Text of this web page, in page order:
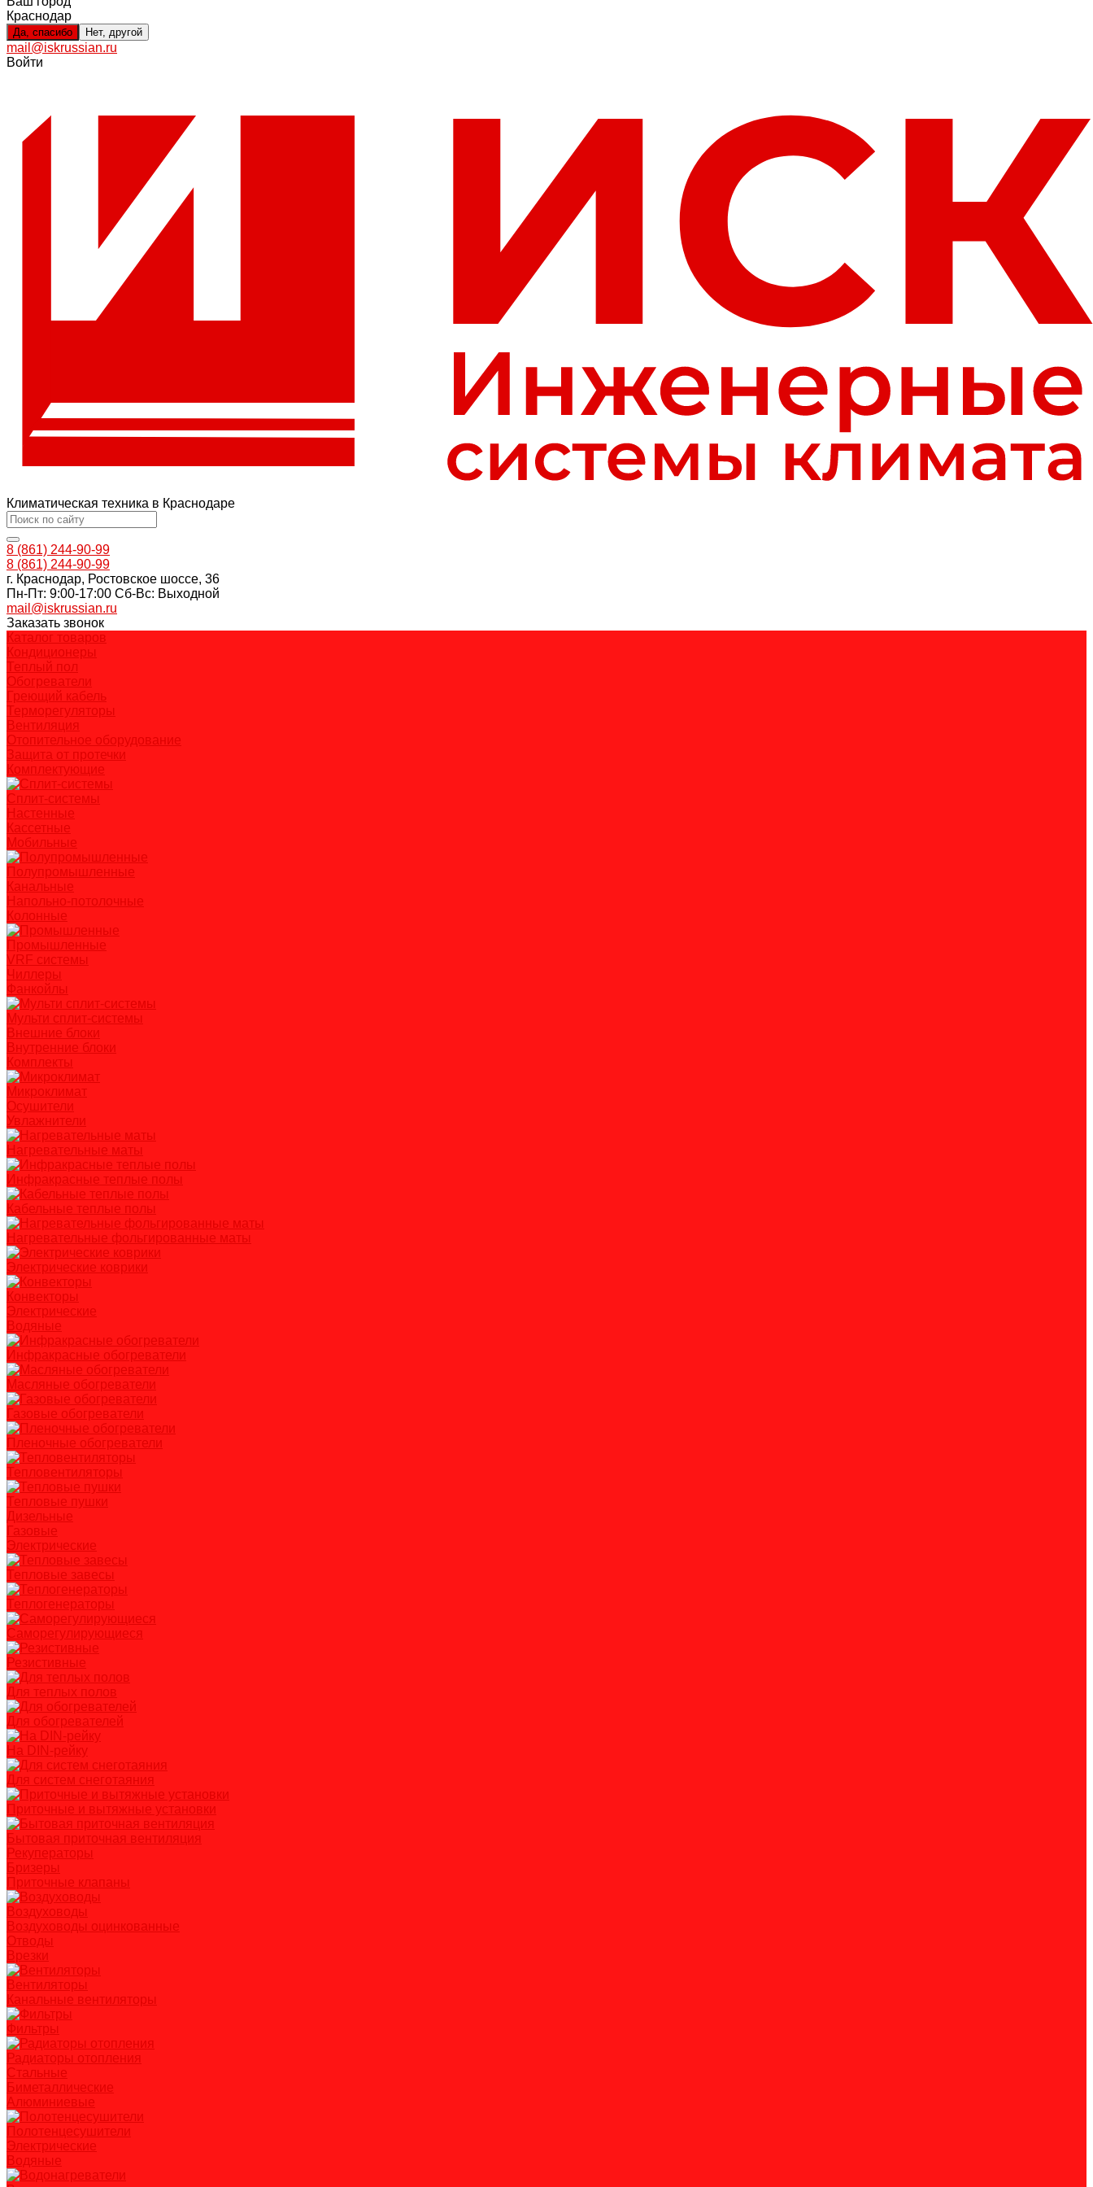
Краснодар
Да, спасибо Нет, другой
mail@iskrussian.ru
Войти
Климатическая техника в Краснодаре
8 (861) 244-90-99
8 (861) 244-90-99
г. Краснодар, Ростовское шоссе, 36
Пн-Пт: 9:00-17:00 Cб-Вс: Выходной
mail@iskrussian.ru
Заказать звонок
Каталог товаров
Кондиционеры
Теплый пол
Обогреватели
Греющий кабель
Терморегуляторы
Вентиляция
Отопительное оборудование
Защита от протечки
Комплектующие
Сплит-системы
Настенные
Кассетные
Мобильные
Полупромышленные
Канальные
Напольно-потолочные
Колонные
Промышленные
VRF системы
Чиллеры
Фанкойлы
Мульти сплит-системы
Внешние блоки
Внутренние блоки
Комплекты
Микроклимат
Осушители
Увлажнители
Нагревательные маты
Инфракрасные теплые полы
Кабельные теплые полы
Нагревательные фольгированные маты
Электрические коврики
Конвекторы
Электрические
Водяные
Инфракрасные обогреватели
Масляные обогреватели
Газовые обогреватели
Пленочные обогреватели
Тепловентиляторы
Тепловые пушки
Дизельные
Газовые
Электрические
Тепловые завесы
Теплогенераторы
Саморегулирующиеся
Резистивные
Для теплых полов
Для обогревателей
На DIN-рейку
Для систем снеготаяния
Приточные и вытяжные установки
Бытовая приточная вентиляция
Рекуператоры
Бризеры
Приточные клапаны
Воздуховоды
Воздуховоды оцинкованные
Отводы
Врезки
Вентиляторы
Канальные вентиляторы
Фильтры
Радиаторы отопления
Стальные
Биметаллические
Алюминиевые
Полотенцесушители
Электрические
Водяные